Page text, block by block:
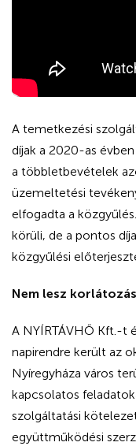
A temetkezési
díjak a 2020-as
a többletbevételek
üzemeltetési
elfogadta a
körüli, de a pontos
közgyűlési
Nem lesz korlátozás
A NYÍRTÁVHŐ Kft.-t
napirendre került az
Nyíregyháza város
kapcsolatos
szolgáltatási
együttműködési